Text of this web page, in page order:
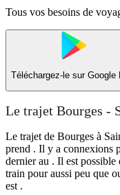
Tous vos besoins de
Téléchargez-le sur Google
Le trajet Bourges -
Le trajet de Bourges à
prend . Il y a connexions
dernier au . Il est possible
train pour aussi peu que
est .